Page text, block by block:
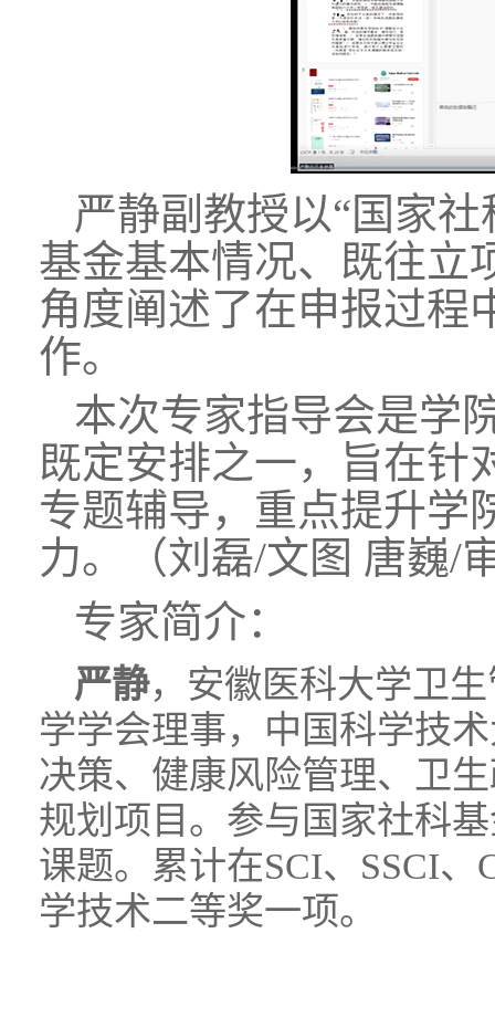
严静副教授以“国家
基金基本情况、既往立
角度阐述了在申报过程
作。
本次专家指导会是学
既定安排之一，旨在针
专题辅导，重点提升学
力。（刘磊/文图 唐巍/
专家简介：
严静，安徽医科大学卫
学学会理事，中国科学技
决策、健康风险管理、卫
规划项目。参与国家社科
课题。累计在SCI、SSCI
学技术二等奖一项。